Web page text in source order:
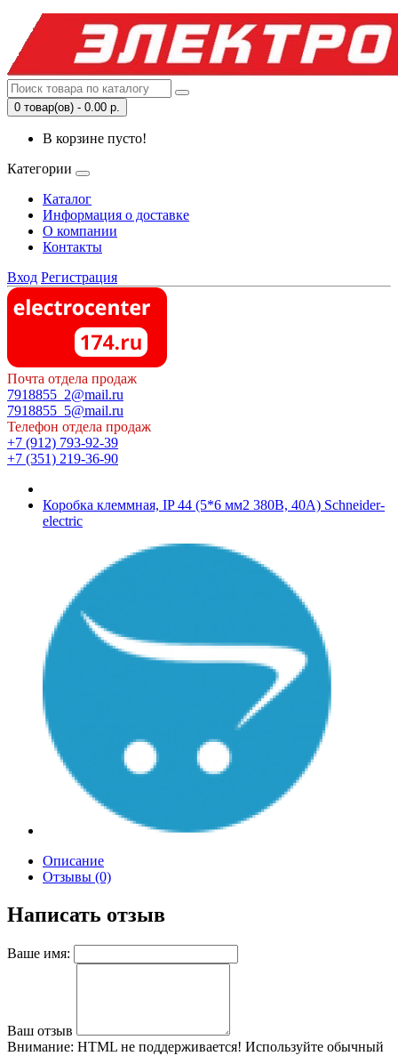
0 товар(ов) - 0.00 р.
В корзине пусто!
Категории
Каталог
Информация о доставке
О компании
Контакты
Вход Регистрация
Почта отдела продаж
7918855_2@mail.ru
7918855_5@mail.ru
Телефон отдела продаж
+7 (912) 793-92-39
+7 (351) 219-36-90
Коробка клеммная, IP 44 (5*6 мм2 380В, 40А) Schneider-
electric
Описание
Отзывы (0)
Написать отзыв
Ваше имя:
Ваш отзыв
Внимание: HTML не поддерживается! Используйте обычный